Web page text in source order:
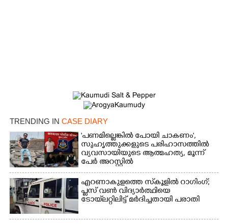
TRENDING IN CASE DIARY
'പണമില്ലെങ്കിൽ പോയി ചാകണം',
സുഹൃത്തുക്കളുടെ പരിഹാസത്തിൽ
വ്യവസായിയുടെ ആത്മഹത്യ, മൂന്ന്
പേർ അറസ്റ്റിൽ
എറണാകുളത്തെ സ്‌കൂളിൽ റാഗിംഗ്;
പ്ലസ് വൺ വിദ്യാർത്ഥിയെ
ടോയ്‌ലറ്റിലിട്ട് മർദിച്ചതായി പരാതി
Copy Link